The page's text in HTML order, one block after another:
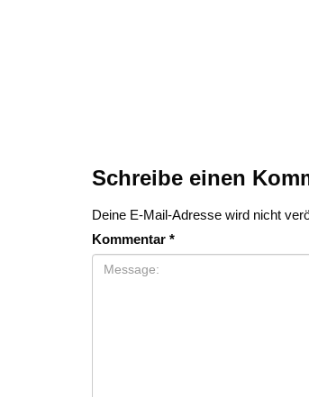
Schreibe einen
Deine E-Mail-Adresse wird nicht
Kommentar *